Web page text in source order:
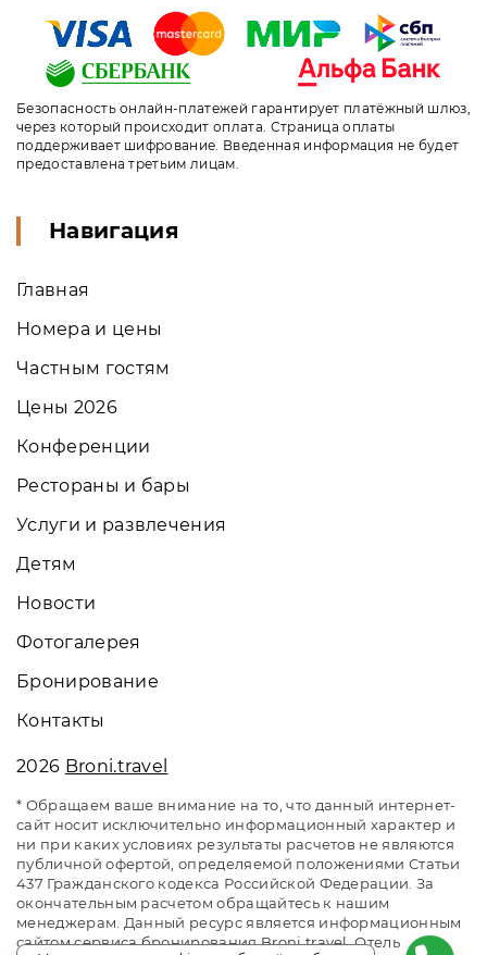
Безопасность онлайн-платежей гарантирует платёжный шлюз,
через который происходит оплата. Страница оплаты
поддерживает шифрование. Введенная информация не будет
предоставлена третьим лицам.
Навигация
Главная
Номера и цены
Частным гостям
Цены 2026
Конференции
Рестораны и бары
Услуги и развлечения
Детям
Новости
Фотогалерея
Бронирование
Контакты
2026 Broni.travel
* Обращаем ваше внимание на то, что данный интернет-
сайт носит исключительно информационный характер и
ни при каких условиях результаты расчетов не являются
публичной офертой, определяемой положениями Статьи
437 Гражданского кодекса Российской Федерации. За
окончательным расчетом обращайтесь к нашим
менеджерам. Данный ресурс является информационным
сайтом сервиса бронирования Broni.travel. Отель